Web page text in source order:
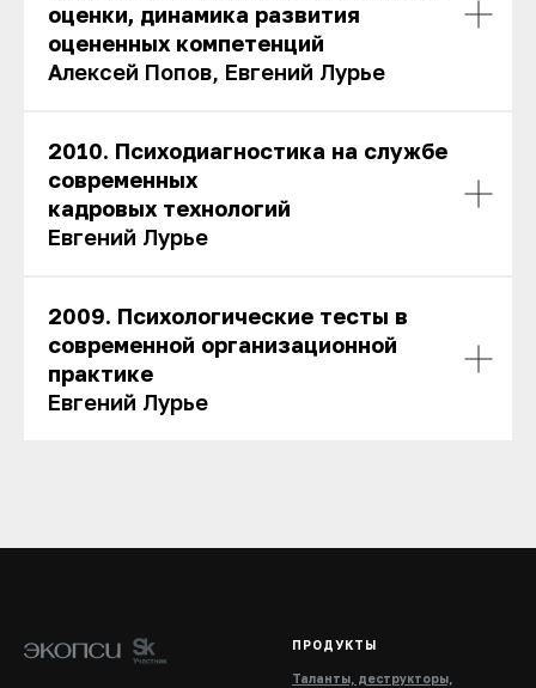
оценки, динамика развития
оцененных компетенций
Алексей Попов, Евгений Лурье
2010. Психодиагностика на службе
современных
кадровых технологий
Евгений Лурье
2009. Психологические тесты в
современной организационной
практике
Евгений Лурье
ПРОДУКТЫ
Таланты, деструкторы,